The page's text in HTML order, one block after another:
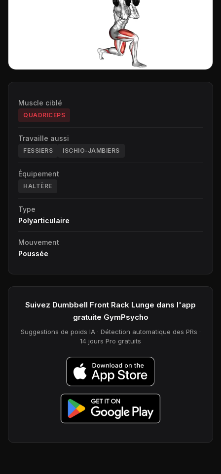
Muscle ciblé
QUADRICEPS
Travaille aussi
FESSIERS ISCHIO-JAMBIERS
Équipement
HALTÈRE
Type
Polyarticulaire
Mouvement
Poussée
Suivez Dumbbell Front Rack Lunge dans l'app
gratuite GymPsycho
Suggestions de poids IA · Détection automatique des PRs ·
14 jours Pro gratuits